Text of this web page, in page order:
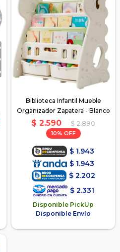
Biblioteca Infantil Mueble
Organizador Zapatera - Blanco
$ 2.590 $ 2.890
10
$ 1.943
$ 1.943
$ 2.202
$ 2.331
Disponible PickUp
Disponible Envío